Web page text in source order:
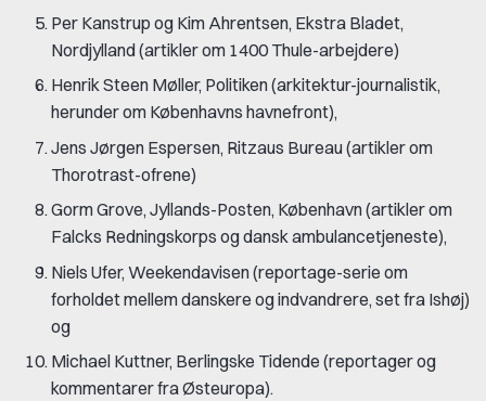
Per Kanstrup og Kim Ahrentsen, Ekstra Bladet,
Nordjylland (artikler om 1400 Thule-arbejdere)
Henrik Steen Møller, Politiken (arkitektur-journalistik,
herunder om Københavns havnefront),
Jens Jørgen Espersen, Ritzaus Bureau (artikler om
Thorotrast-ofrene)
Gorm Grove, Jyllands-Posten, København (artikler om
Falcks Redningskorps og dansk ambulancetjeneste),
Niels Ufer, Weekendavisen (reportage-serie om
forholdet mellem danskere og indvandrere, set fra Ishøj)
og
Michael Kuttner, Berlingske Tidende (reportager og
kommentarer fra Østeuropa).